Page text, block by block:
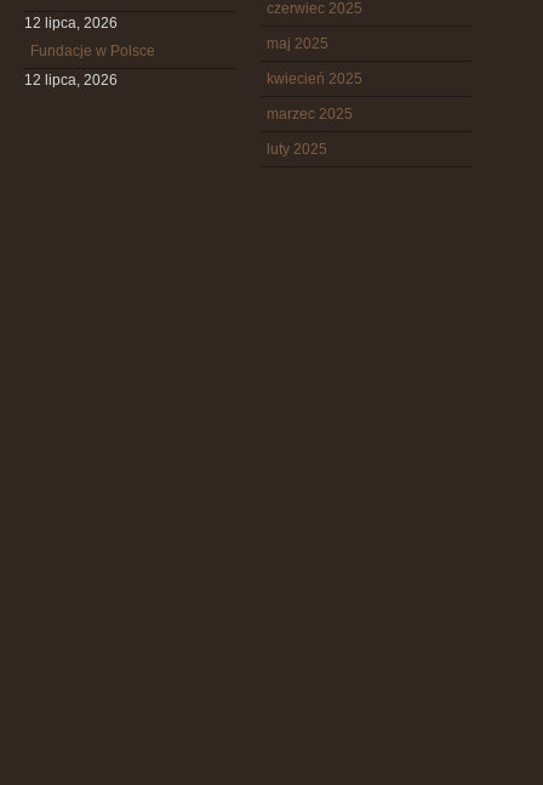
12 lipca, 2026
Fundacje w Polsce
12 lipca, 2026
czerwiec 2025
maj 2025
kwiecień 2025
marzec 2025
luty 2025